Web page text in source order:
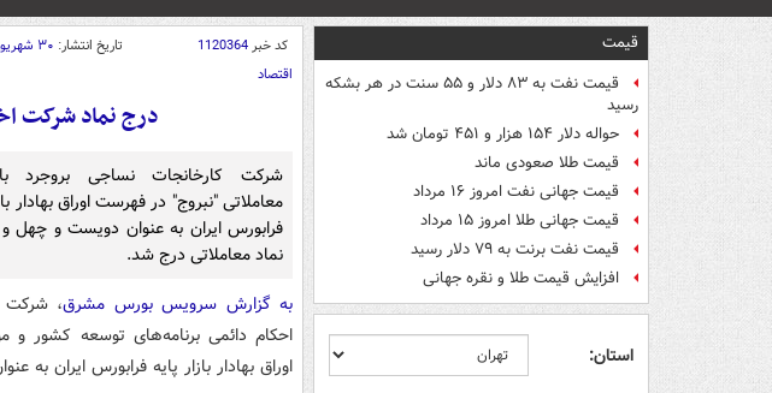
قیمت
قیمت نفت به ۸۳ دلار و ۵۵ سنت در هر بشکه
رسید
حواله دلار ۱۵۴ هزار و ۴۵۱ تومان شد
قیمت طلا صعودی ماند
قیمت جهانی نفت امروز ۱۶ مرداد
قیمت جهانی طلا امروز ۱۵ مرداد
قیمت نفت برنت به ۷۹ دلار رسید
افزایش قیمت طلا و نقره جهانی
استان:
کد خبر1120364 تاریخ انتشار: ۳۰ شهریور ۱۳۹۹ - ۰۹:۱۶
اقتصاد
درج نماد شرکت
شرکت کارخانجات نساجی بروجرد
معاملاتی "نبروج" در فهرست اوراق بهادار
فرابورس ایران به عنوان دویست و چهل
نماد معاملاتی درج شد.
به گزارش سرویس بورس مشرق
احکام دائمی برنامه‌های توسعه کشور
اوراق بهادار بازار پایه فرابورس ایران